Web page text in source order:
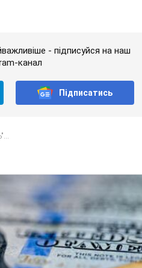
- підписуйся на наш
канал
Підписатись